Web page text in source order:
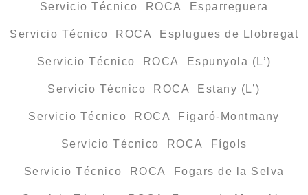
Servicio Técnico ROCA Esparreguera
Servicio Técnico ROCA Esplugues de Llobregat
Servicio Técnico ROCA Espunyola (L’)
Servicio Técnico ROCA Estany (L’)
Servicio Técnico ROCA Figaró-Montmany
Servicio Técnico ROCA Fígols
Servicio Técnico ROCA Fogars de la Selva